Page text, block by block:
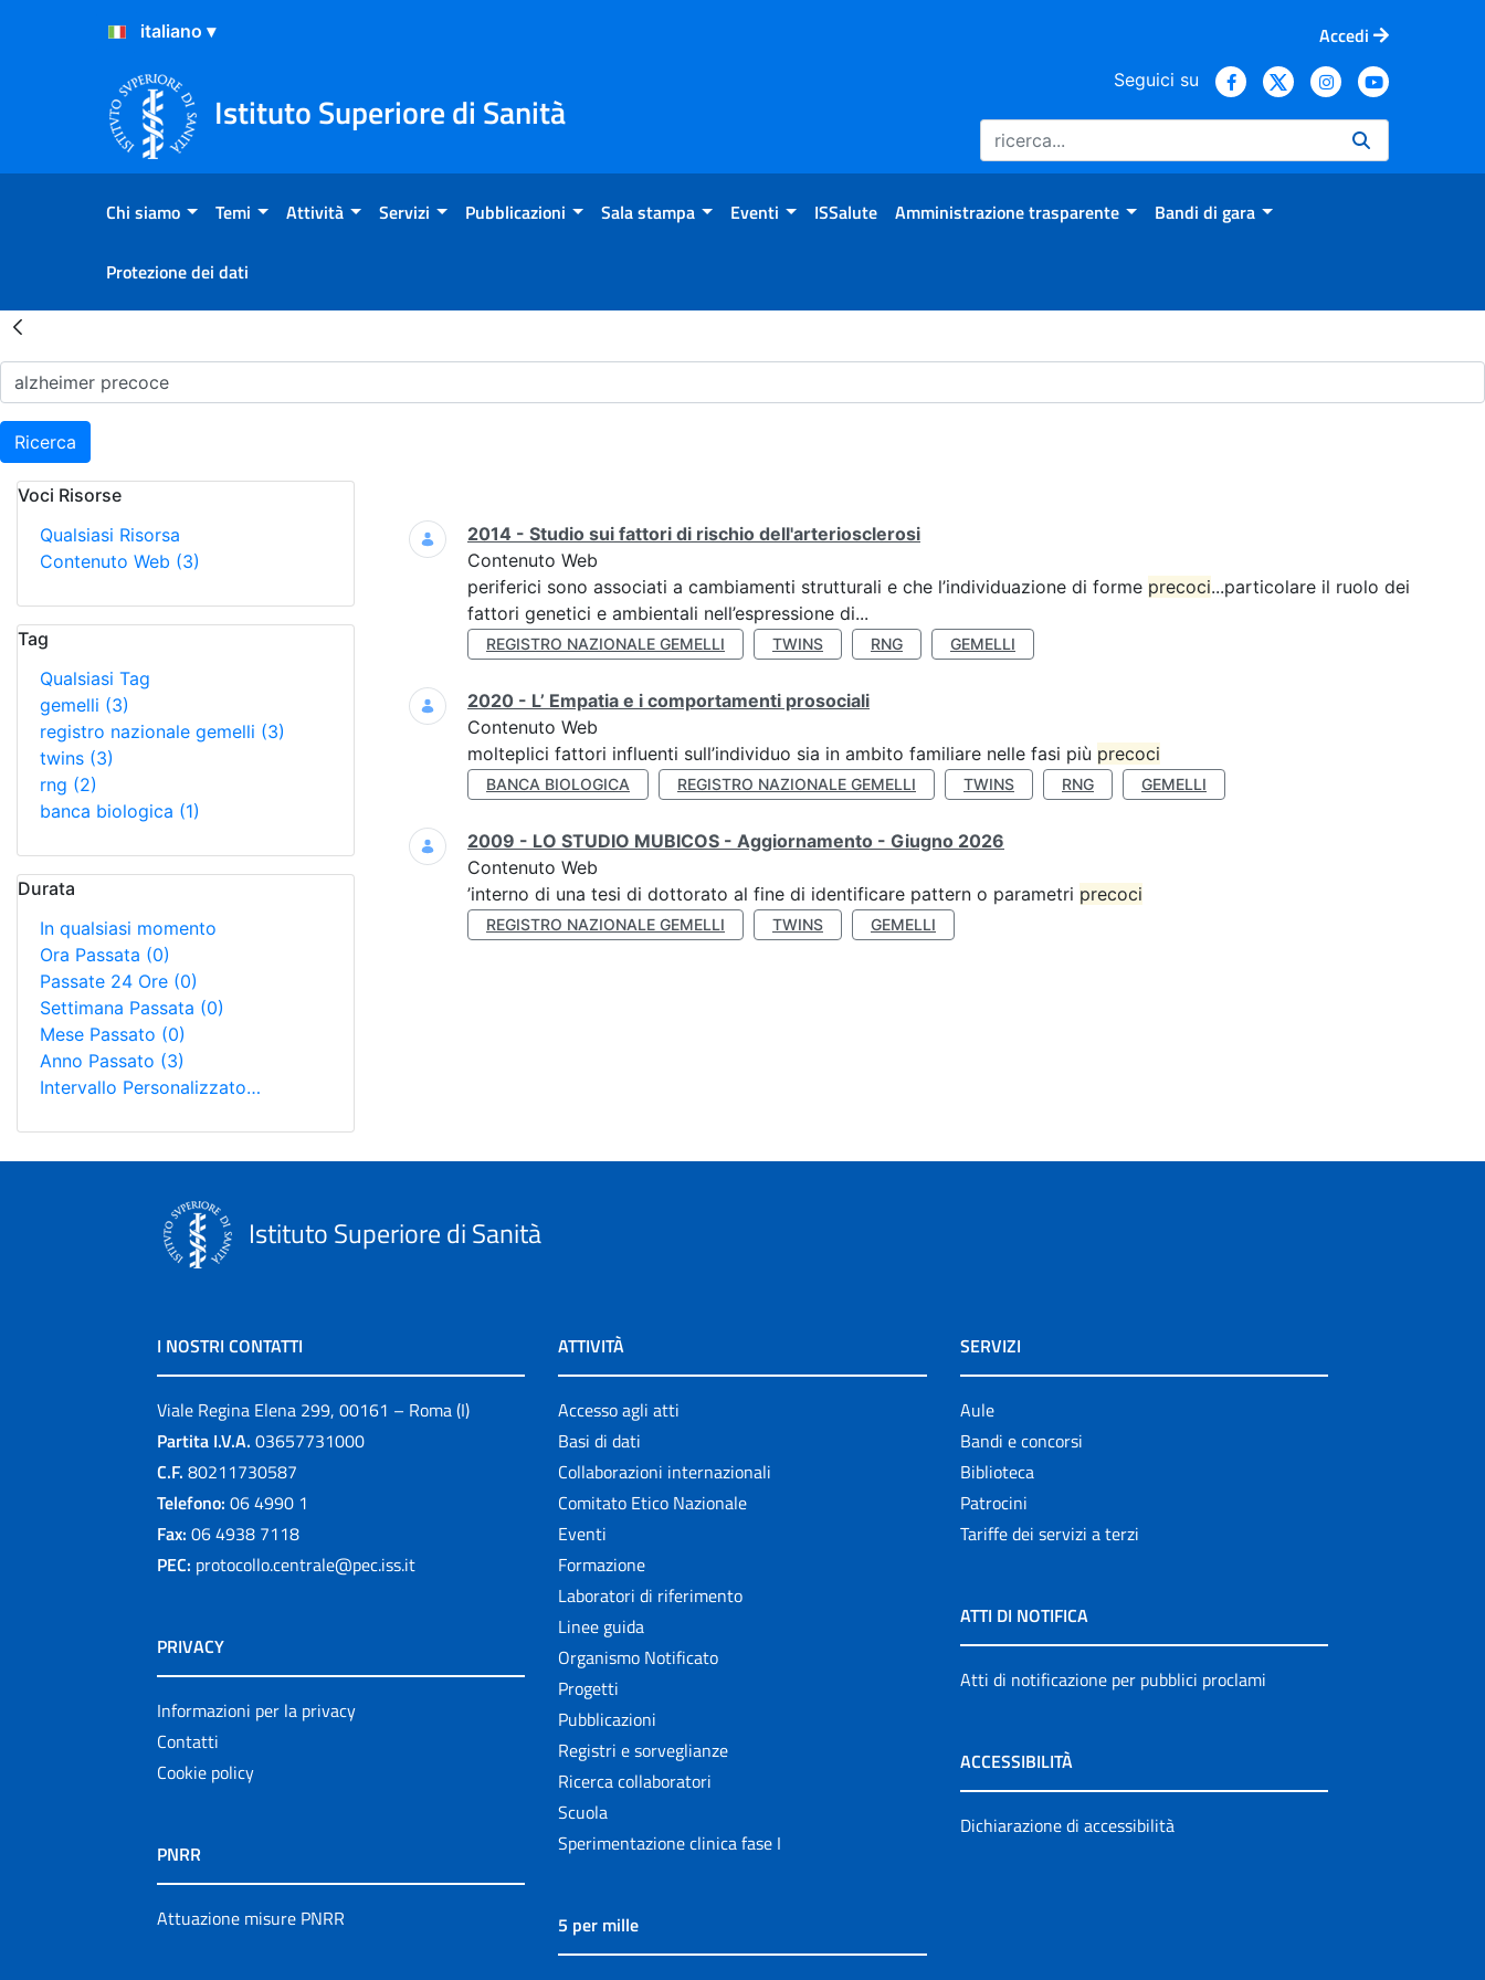
Salta al Contenuto
Salta al Footer
Accedi
Istituto Superiore di Sanità
Seguici su
Chi siamo Temi Attività Servizi Pubblicazioni Sala stampa Eventi ISSalute Amministrazione trasparente Bandi di gara
Protezione dei dati
Risultati della Ricerca - Home
Ricerca
Voci Risorse
Qualsiasi Risorsa
Contenuto Web (3)
Tag
Qualsiasi Tag
gemelli (3)
registro nazionale gemelli (3)
twins (3)
rng (2)
banca biologica (1)
Durata
In qualsiasi momento
Ora Passata (0)
Passate 24 Ore (0)
Settimana Passata (0)
Mese Passato (0)
Anno Passato (3)
Intervallo Personalizzato…
Ricerca
2014 - Studio sui fattori di rischio dell'arteriosclerosi
Contenuto Web
periferici sono associati a cambiamenti strutturali e che l’individuazione di forme precoci...particolare il ruolo dei
fattori genetici e ambientali nell’espressione di...
REGISTRO NAZIONALE GEMELLI TWINS RNG GEMELLI
2020 - L’ Empatia e i comportamenti prosociali
Contenuto Web
molteplici fattori influenti sull’individuo sia in ambito familiare nelle fasi più precoci
BANCA BIOLOGICA REGISTRO NAZIONALE GEMELLI TWINS RNG GEMELLI
2009 - LO STUDIO MUBICOS - Aggiornamento - Giugno 2026
Contenuto Web
’interno di una tesi di dottorato al fine di identificare pattern o parametri precoci
REGISTRO NAZIONALE GEMELLI TWINS GEMELLI
Istituto Superiore di Sanità
I NOSTRI CONTATTI
Viale Regina Elena 299, 00161 – Roma (I)
Partita I.V.A. 03657731000
C.F. 80211730587
Telefono: 06 4990 1
Fax: 06 4938 7118
PEC: protocollo.centrale@pec.iss.it
PRIVACY
Informazioni per la privacy
Contatti
Cookie policy
PNRR
Attuazione misure PNRR
ATTIVITÀ
Accesso agli atti
Basi di dati
Collaborazioni internazionali
Comitato Etico Nazionale
Eventi
Formazione
Laboratori di riferimento
Linee guida
Organismo Notificato
Progetti
Pubblicazioni
Registri e sorveglianze
Ricerca collaboratori
Scuola
Sperimentazione clinica fase I
5 per mille
SERVIZI
Aule
Bandi e concorsi
Biblioteca
Patrocini
Tariffe dei servizi a terzi
ATTI DI NOTIFICA
Atti di notificazione per pubblici proclami
ACCESSIBILITÀ
Dichiarazione di accessibilità